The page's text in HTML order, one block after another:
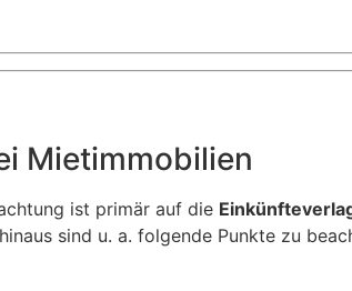
Mietimmobilien
ist primär auf die
sind u. a. folgende Punkte zu